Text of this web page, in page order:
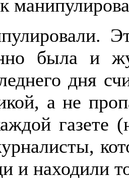
была и
дня
а не
газете
и находили